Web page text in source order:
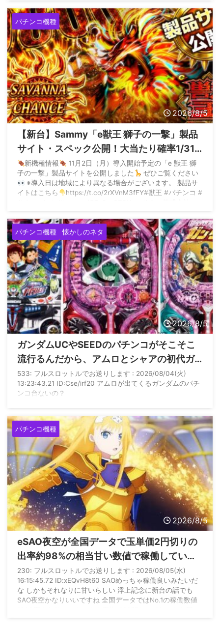
パチンコ機種
2026/8/5
【新台】Sammy「e獣王 獅子の一撃」製品
サイト・スペック公開！大当たり確率1/319
のドデカS搭載、サバンナチャンスは平均
9800個出るらしい
新機種情報
11月2日（月）導入開始予定の「e 獣王 獅
子の一撃」製品サイトを公開しました
ぜひご覧ください
※導入日は地域により異なる場合がございます。 製品サ
イトはこちら
https://t.co/2rXVnM3fFY#獣王 #パチンコ #
パチンコ機種 懐かしのネタ
2026/8/5
ガンダムUCやSEEDのパチンコがそこそこ
流行るんだから、アムロとシャアの初代ガ
ンダムで出してくれないかな？
533: フルスロットルでお送りします : 2026/08/04(火)
13:23:43.21 ID:Cse/irf20 アムロが出てくるガンダムのパチ
ンコ台ないの？
パチンコ機種
2026/8/5
eSAO夜空が全国データで玉単価2円切りの
出率約98%の相当甘い数値で稼働している
らしい
230: フルスロットルでお送りします : 2026/08/05(水)
16:15:45.72 ID:xEQvH8t60 SAOめっちゃ稼働良いみたいだ
な しかもそれなりに甘いらしい 浮上記念に新台の話でも
SAO夜空かなりいいですね 全国データではNo.1の稼働数値